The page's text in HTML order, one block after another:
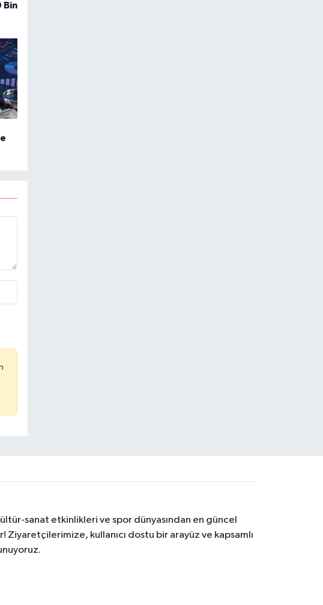
Bin
sanat etkinlikleri ve spor dünyasından en güncel
Ziyaretçilerimize, kullanıcı dostu bir arayüz ve kapsamlı